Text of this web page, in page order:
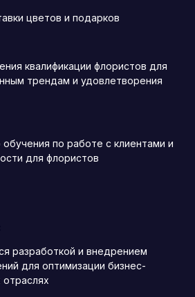
цветов и подарков
квалификации флористов для
трендам и удовлетворения
по работе с клиентами и
для флористов
разработкой и внедрением
для оптимизации бизнес-